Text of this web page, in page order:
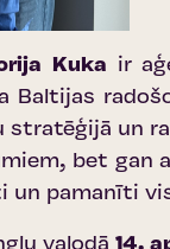
Kuka ir
Baltijas
un
bet gan
pamanīti